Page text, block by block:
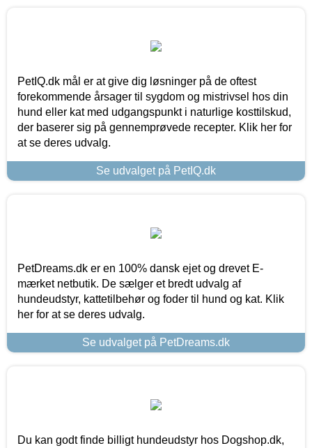
PetIQ.dk mål er at give dig løsninger på de oftest
forekommende årsager til sygdom og mistrivsel hos din
hund eller kat med udgangspunkt i naturlige kosttilskud,
der baserer sig på gennemprøvede recepter. Klik her for
at se deres udvalg.
Se udvalget på PetIQ.dk
PetDreams.dk er en 100% dansk ejet og drevet E-
mærket netbutik. De sælger et bredt udvalg af
hundeudstyr, kattetilbehør og foder til hund og kat. Klik
her for at se deres udvalg.
Se udvalget på PetDreams.dk
Du kan godt finde billigt hundeudstyr hos Dogshop.dk,